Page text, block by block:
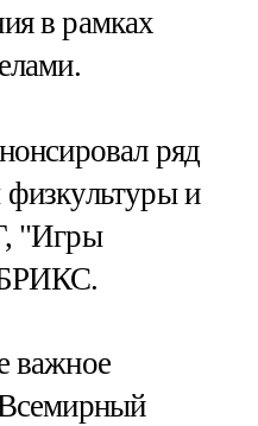
в рамках
ряд
и
"Игры
важное